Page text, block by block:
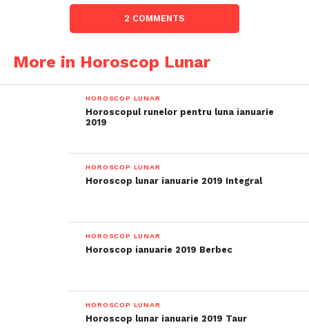
2 COMMENTS
More in Horoscop Lunar
HOROSCOP LUNAR
Horoscopul runelor pentru luna ianuarie
2019
HOROSCOP LUNAR
Horoscop lunar ianuarie 2019 Integral
HOROSCOP LUNAR
Horoscop ianuarie 2019 Berbec
HOROSCOP LUNAR
Horoscop lunar ianuarie 2019 Taur